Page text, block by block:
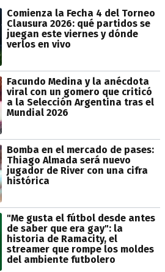
Comienza la Fecha 4 del Torneo
Clausura 2026: qué partidos se
juegan este viernes y dónde
verlos en vivo
Facundo Medina y la anécdota
viral con un gomero que criticó
a la Selección Argentina tras el
Mundial 2026
Bomba en el mercado de pases:
Thiago Almada será nuevo
jugador de River con una cifra
histórica
"Me gusta el fútbol desde antes
de saber que era gay": la
historia de Ramacity, el
streamer que rompe los moldes
del ambiente futbolero